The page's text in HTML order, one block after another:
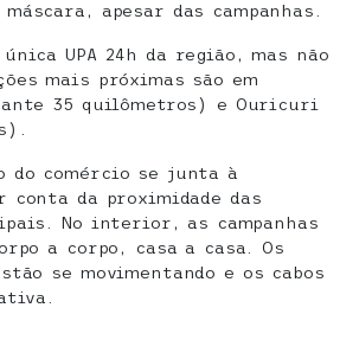
apesar das campanhas.
UPA 24h da região, mas não
mais próximas são em
35 quilômetros) e Ouricuri
do comércio se junta à
conta da proximidade das
No interior, as campanhas
a corpo, casa a casa. Os
se movimentando e os cabos